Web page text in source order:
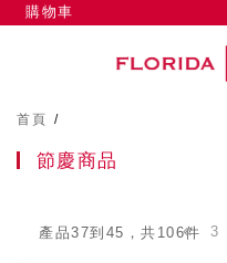
購物車
首頁 /
節慶商品
產品37到45，共106件 3